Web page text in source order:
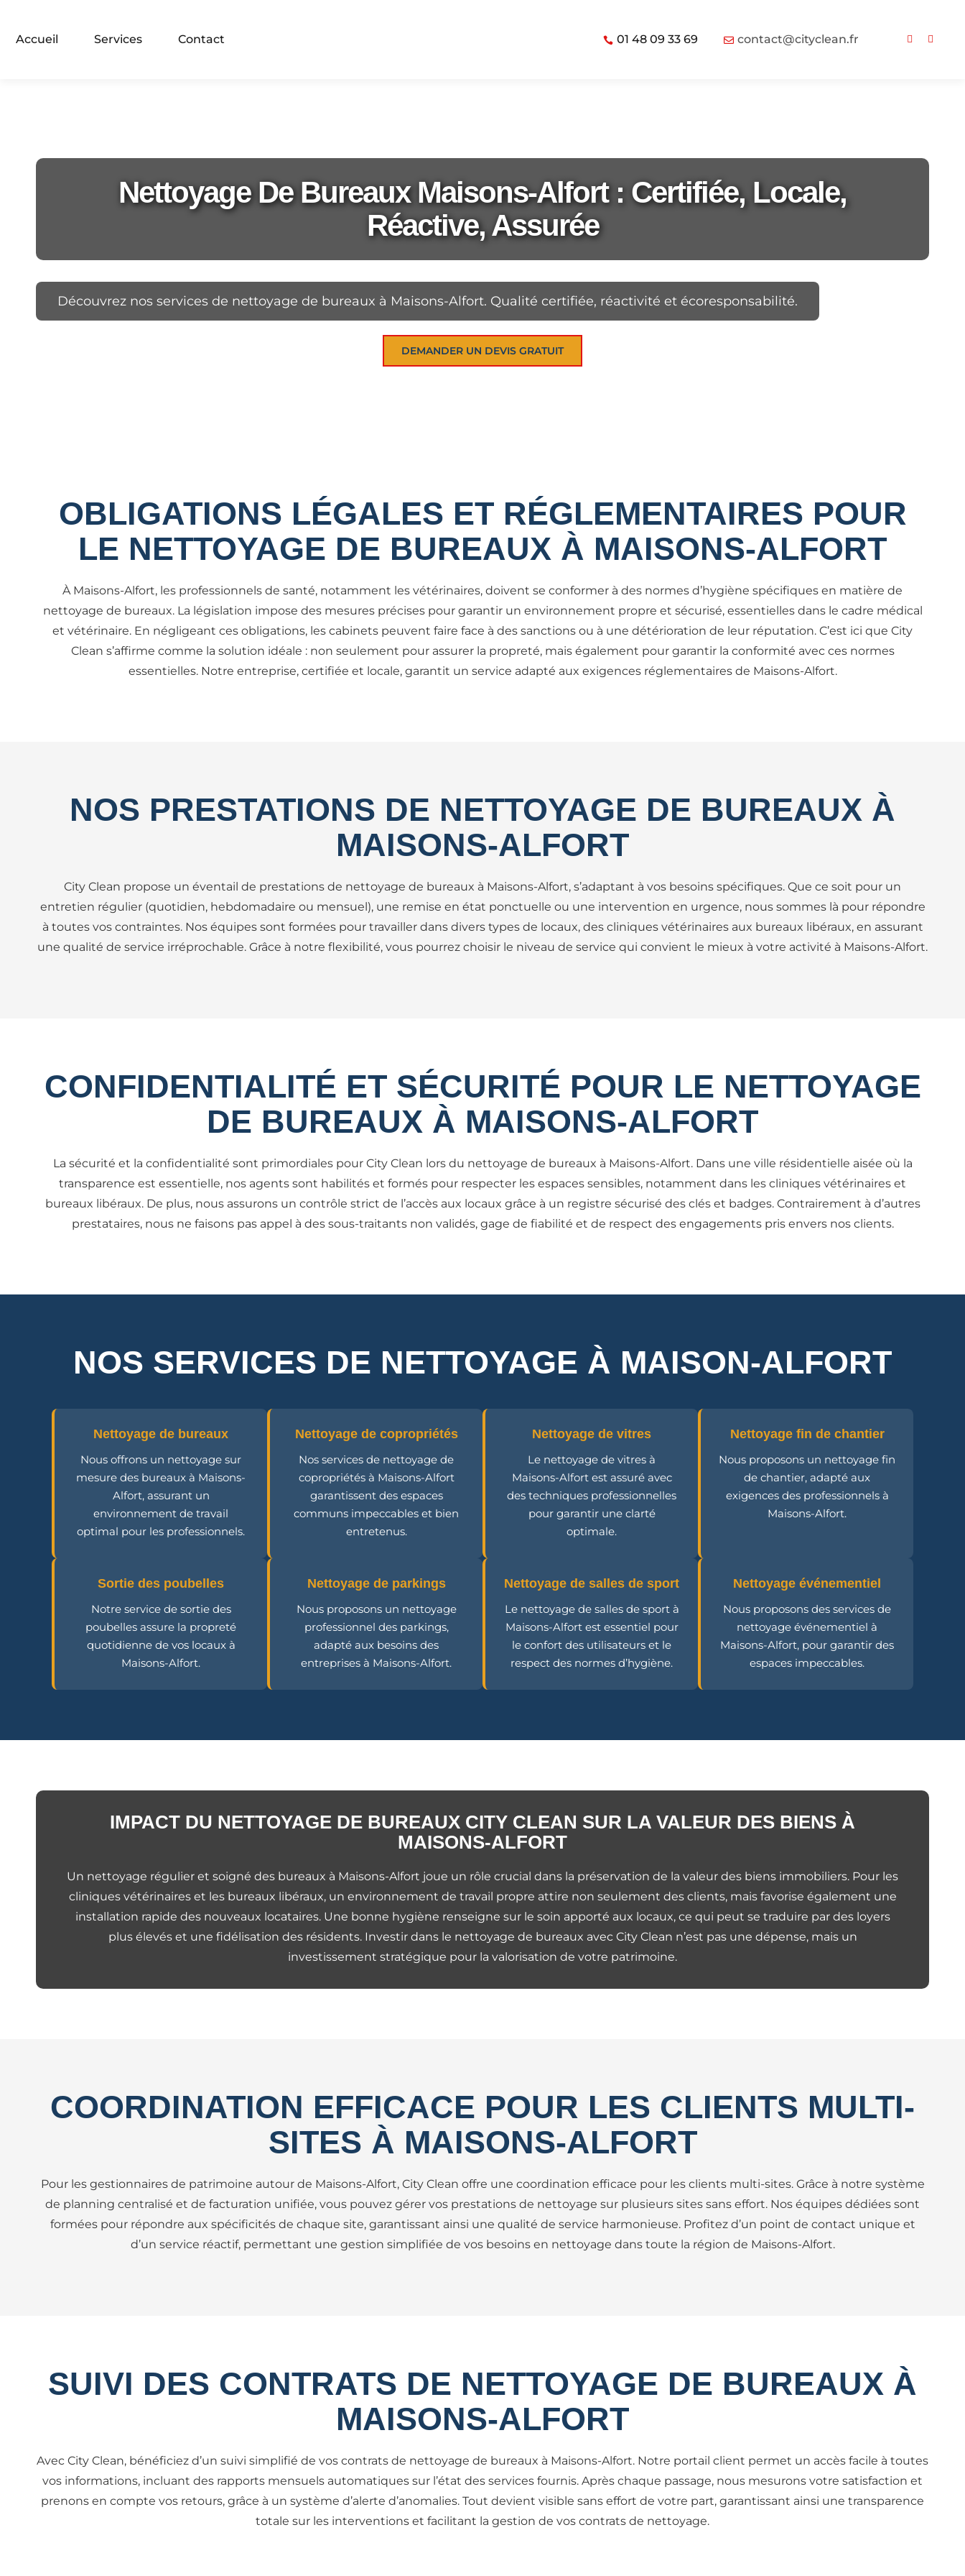
Accueil Services Contact 01 48 09 33 69 contact@cityclean.fr
Nettoyage De Bureaux Maisons-Alfort : Certifiée, Locale,
Réactive, Assurée
Découvrez nos services de nettoyage de bureaux à Maisons-Alfort. Qualité certifiée, réactivité et écoresponsabilité.
DEMANDER UN DEVIS GRATUIT
OBLIGATIONS LÉGALES ET RÉGLEMENTAIRES POUR
LE NETTOYAGE DE BUREAUX À MAISONS-ALFORT
À Maisons-Alfort, les professionnels de santé, notamment les vétérinaires, doivent se conformer à des normes d’hygiène spécifiques en matière de
nettoyage de bureaux. La législation impose des mesures précises pour garantir un environnement propre et sécurisé, essentielles dans le cadre médical
et vétérinaire. En négligeant ces obligations, les cabinets peuvent faire face à des sanctions ou à une détérioration de leur réputation. C’est ici que City
Clean s’affirme comme la solution idéale : non seulement pour assurer la propreté, mais également pour garantir la conformité avec ces normes
essentielles. Notre entreprise, certifiée et locale, garantit un service adapté aux exigences réglementaires de Maisons-Alfort.
NOS PRESTATIONS DE NETTOYAGE DE BUREAUX À
MAISONS-ALFORT
City Clean propose un éventail de prestations de nettoyage de bureaux à Maisons-Alfort, s’adaptant à vos besoins spécifiques. Que ce soit pour un
entretien régulier (quotidien, hebdomadaire ou mensuel), une remise en état ponctuelle ou une intervention en urgence, nous sommes là pour répondre
à toutes vos contraintes. Nos équipes sont formées pour travailler dans divers types de locaux, des cliniques vétérinaires aux bureaux libéraux, en assurant
une qualité de service irréprochable. Grâce à notre flexibilité, vous pourrez choisir le niveau de service qui convient le mieux à votre activité à Maisons-Alfort.
CONFIDENTIALITÉ ET SÉCURITÉ POUR LE NETTOYAGE
DE BUREAUX À MAISONS-ALFORT
La sécurité et la confidentialité sont primordiales pour City Clean lors du nettoyage de bureaux à Maisons-Alfort. Dans une ville résidentielle aisée où la
transparence est essentielle, nos agents sont habilités et formés pour respecter les espaces sensibles, notamment dans les cliniques vétérinaires et
bureaux libéraux. De plus, nous assurons un contrôle strict de l’accès aux locaux grâce à un registre sécurisé des clés et badges. Contrairement à d’autres
prestataires, nous ne faisons pas appel à des sous-traitants non validés, gage de fiabilité et de respect des engagements pris envers nos clients.
NOS SERVICES DE NETTOYAGE À MAISON-ALFORT
Nettoyage de bureaux
Nous offrons un nettoyage sur
mesure des bureaux à Maisons-
Alfort, assurant un
environnement de travail
optimal pour les professionnels.
Nettoyage de copropriétés
Nos services de nettoyage de
copropriétés à Maisons-Alfort
garantissent des espaces
communs impeccables et bien
entretenus.
Nettoyage de vitres
Le nettoyage de vitres à
Maisons-Alfort est assuré avec
des techniques professionnelles
pour garantir une clarté
optimale.
Nettoyage fin de chantier
Nous proposons un nettoyage fin
de chantier, adapté aux
exigences des professionnels à
Maisons-Alfort.
Sortie des poubelles
Notre service de sortie des
poubelles assure la propreté
quotidienne de vos locaux à
Maisons-Alfort.
Nettoyage de parkings
Nous proposons un nettoyage
professionnel des parkings,
adapté aux besoins des
entreprises à Maisons-Alfort.
Nettoyage de salles de sport
Le nettoyage de salles de sport à
Maisons-Alfort est essentiel pour
le confort des utilisateurs et le
respect des normes d’hygiène.
Nettoyage événementiel
Nous proposons des services de
nettoyage événementiel à
Maisons-Alfort, pour garantir des
espaces impeccables.
IMPACT DU NETTOYAGE DE BUREAUX CITY CLEAN SUR LA VALEUR DES BIENS À
MAISONS-ALFORT
Un nettoyage régulier et soigné des bureaux à Maisons-Alfort joue un rôle crucial dans la préservation de la valeur des biens immobiliers. Pour les
cliniques vétérinaires et les bureaux libéraux, un environnement de travail propre attire non seulement des clients, mais favorise également une
installation rapide des nouveaux locataires. Une bonne hygiène renseigne sur le soin apporté aux locaux, ce qui peut se traduire par des loyers
plus élevés et une fidélisation des résidents. Investir dans le nettoyage de bureaux avec City Clean n’est pas une dépense, mais un
investissement stratégique pour la valorisation de votre patrimoine.
COORDINATION EFFICACE POUR LES CLIENTS MULTI-
SITES À MAISONS-ALFORT
Pour les gestionnaires de patrimoine autour de Maisons-Alfort, City Clean offre une coordination efficace pour les clients multi-sites. Grâce à notre système
de planning centralisé et de facturation unifiée, vous pouvez gérer vos prestations de nettoyage sur plusieurs sites sans effort. Nos équipes dédiées sont
formées pour répondre aux spécificités de chaque site, garantissant ainsi une qualité de service harmonieuse. Profitez d’un point de contact unique et
d’un service réactif, permettant une gestion simplifiée de vos besoins en nettoyage dans toute la région de Maisons-Alfort.
SUIVI DES CONTRATS DE NETTOYAGE DE BUREAUX À
MAISONS-ALFORT
Avec City Clean, bénéficiez d’un suivi simplifié de vos contrats de nettoyage de bureaux à Maisons-Alfort. Notre portail client permet un accès facile à toutes
vos informations, incluant des rapports mensuels automatiques sur l’état des services fournis. Après chaque passage, nous mesurons votre satisfaction et
prenons en compte vos retours, grâce à un système d’alerte d’anomalies. Tout devient visible sans effort de votre part, garantissant ainsi une transparence
totale sur les interventions et facilitant la gestion de vos contrats de nettoyage.